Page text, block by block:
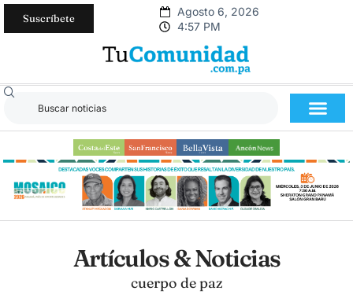
Suscríbete
Agosto 6, 2026
4:57 PM
Artículos & Noticias
cuerpo de paz